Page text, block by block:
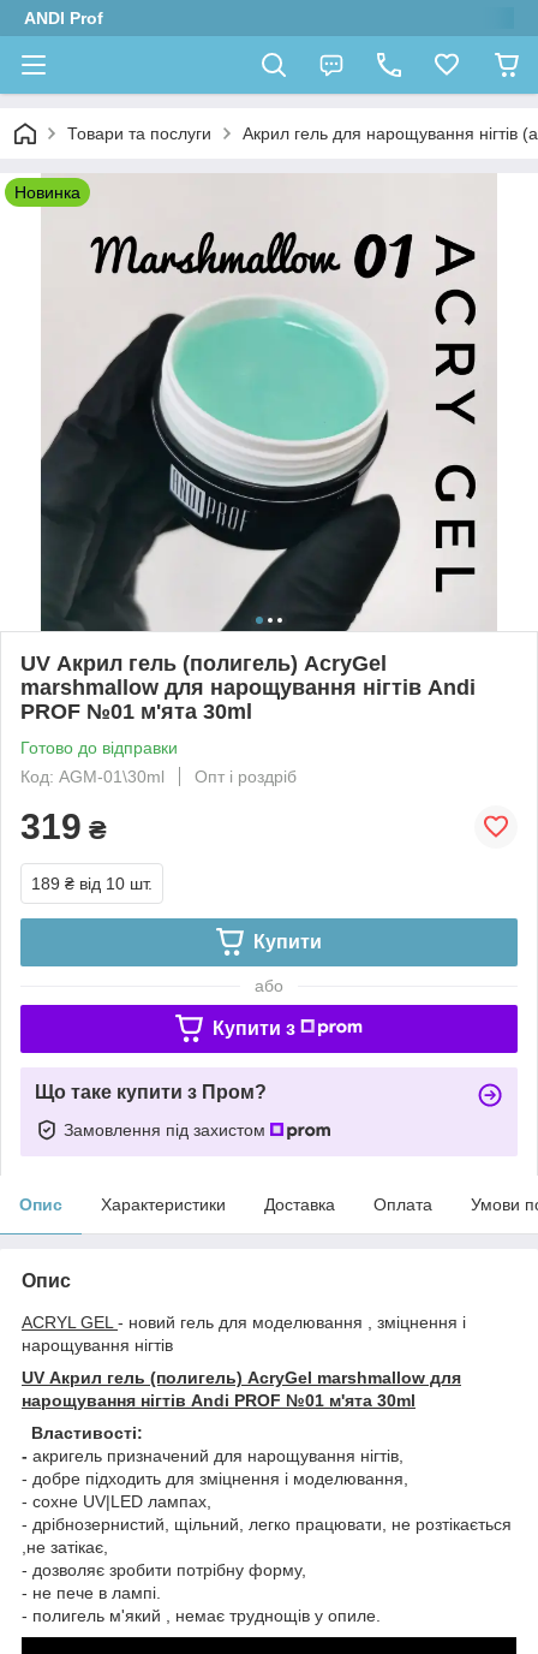
ANDI Prof
Товари та послуги Акрил гель для нарощування нігтів
Новинка
UV Акрил гель (полигель) AcryGel
marshmallow для нарощування нігтів Andi
PROF №01 м'ята 30ml
Готово до відправки
Код: AGM-01\30ml
Опт і роздріб
319 ₴
189 ₴ від 10 шт.
Купити
або
Купити з
Що таке купити з Пром?
Замовлення під захистом
Опис Характеристики Доставка Оплата Умови
Опис
ACRYL GEL - новий гель для моделювання , зміцнення і
нарощування нігтів
UV Акрил гель (полигель) AcryGel marshmallow для
нарощування нігтів Andi PROF №01 м'ята 30ml
Властивості:
- акригель призначений для нарощування нігтів,
- добре підходить для зміцнення і моделювання,
- сохне UV|LED лампах,
- дрібнозернистий, щільний, легко працювати, не розтікається
,не затікає,
- дозволяє зробити потрібну форму,
- не пече в лампі.
- полигель м'який , немає труднощів у опиле.